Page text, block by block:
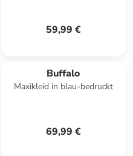
59,99 €
Buffalo
Maxikleid in blau-bedruckt
69,99 €